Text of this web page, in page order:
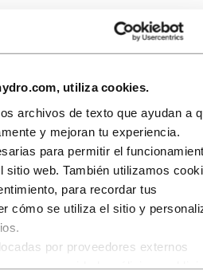
utiliza cookies.
archivos de texto que ayudan a
y mejoran tu experiencia.
para permitir el
sitio web. También utilizamos
para recordar tus
cómo se utiliza el sitio y
por proveedores externos